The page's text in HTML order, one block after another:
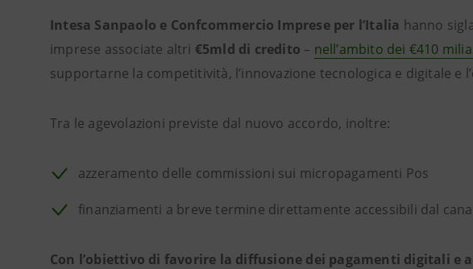
Intesa Sanpaolo e Confcommercio Imprese per l’Italia hanno
imprese associate altri €5mld di credito – nell’ambito dei €410
supportarne la competitività, l’innovazione tecnologica e digitale e
Tra le agevolazioni previste dal nuovo accordo, inoltre:
azzeramento delle commissioni sui micropagamenti Pos
finanziamenti a breve termine direttamente accessibili dal
Con l’obiettivo di favorire la diffusione dei pagamenti digitali e